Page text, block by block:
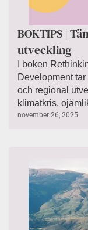
BOKTIPS |
utveckling
I boken
Development
och regional
klimatkris,
november 26, 2025